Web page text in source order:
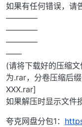
如果有任何错误，请
————
————
————
——
(请将下载好的压缩
为.rar，分卷压缩后
XXX.rar]
如果解压时显示文件
夸克网盘分包1：